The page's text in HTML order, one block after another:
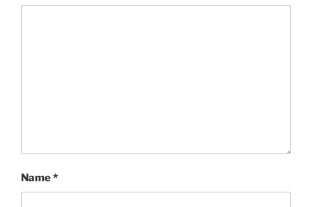
Name*